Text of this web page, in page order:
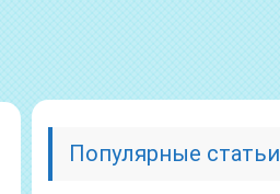
Популярные статьи